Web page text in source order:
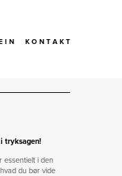
I N K O N T A K T
tryksagen!
essentielt i den
du bør vide